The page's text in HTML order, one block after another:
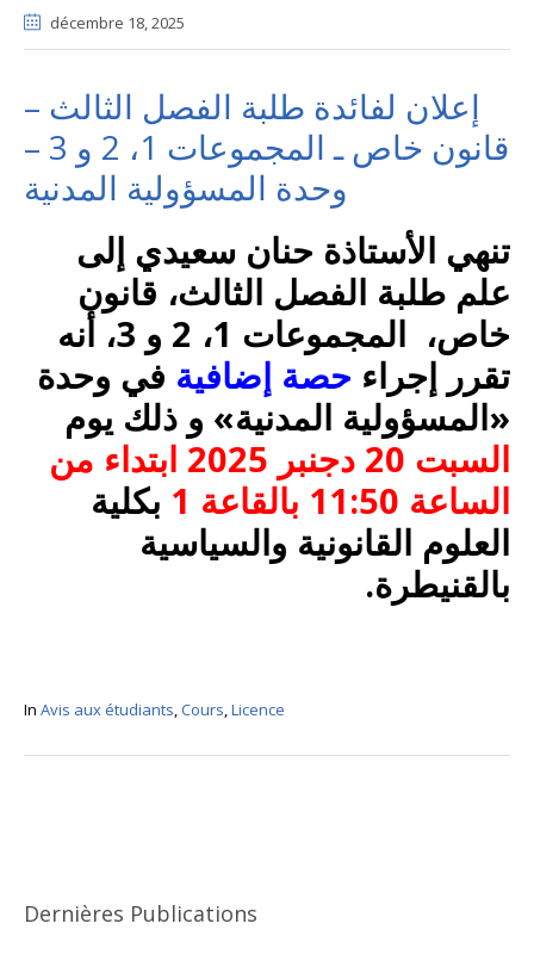
décembre 18, 2025
إعلان لفائدة طلبة الفصل الثالث –
قانون خاص ـ المجموعات 1، 2 و 3 –
وحدة المسؤولية المدنية
تنهي الأستاذة حنان سعيدي إلى
علم طلبة الفصل الثالث، قانون
خاص، المجموعات 1، 2 و 3، أنه
تقرر إجراء حصة إضافية في وحدة
«المسؤولية المدنية» و ذلك يوم
السبت 20 دجنبر 2025 ابتداء من
الساعة 11:50 بالقاعة 1
بكلية
العلوم القانونية والسياسية
بالقنيطرة.
In Avis aux étudiants,Cours,Licence
Dernières Publications